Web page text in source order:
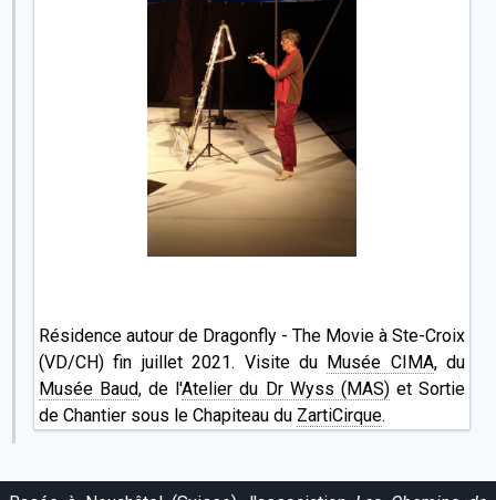
Résidence autour de Dragonfly - The Movie à Ste-Croix
(VD/CH) fin juillet 2021. Visite du Musée CIMA, du
Musée Baud, de l'Atelier du Dr Wyss (MAS)et Sortie
de Chantier sous le Chapiteau du ZartiCirque.